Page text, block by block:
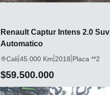
Renault Captur Intens 2.0 Suv
Automatico
Cali|45.000 Km|2018|Placa **2
$59.500.000